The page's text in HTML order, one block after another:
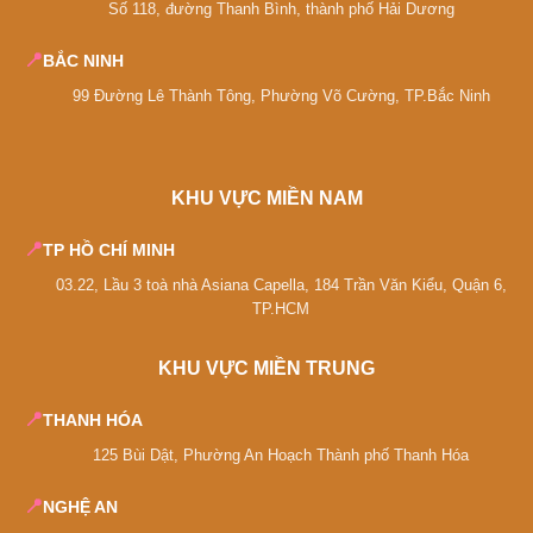
tiến độ tuần.
Bước 7 - Nghiệm thu & bàn giao:
sổ bảo hành.
Chi phí biến động theo phong cách, vật liệu và địa
bóc tách chi tiết từng hạng mục. Khách hàng sử
dụng góiThi Công Tổng Thầu(thiết kế + thi công +
miễn phí thiết kế
Bảo hành và hỗ trợ sau bàn giao
BETAVIET bảo hành kết cấu 10 năm, hoàn thiện 5
kỹ thuật vẫn hỗ trợ trọn đời với chi phí linh kiện minh
Số 118, đường Thanh Bình, thành phố Hải Dương
📍BẮC NINH
99 Đường Lê Thành Tông, Phường Võ Cường, TP.Bắc Ninh
KHU VỰC MIỀN NAM
📍TP HỒ CHÍ MINH
03.22, Lầu 3 toà nhà Asiana Capella, 184 Trần Văn Kiểu, Quận 6,
TP.HCM
KHU VỰC MIỀN TRUNG
📍THANH HÓA
125 Bùi Dật, Phường An Hoạch Thành phố Thanh Hóa
📍NGHỆ AN